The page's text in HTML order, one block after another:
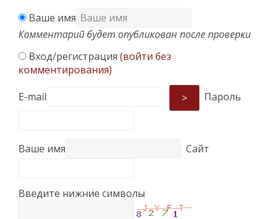
Ваше имя
Комментарий будет опубликован после проверки
Вход/регистрация (войти без
комментирования)
E-mail > Пароль
Ваше имя Сайт
Введите нижние символы